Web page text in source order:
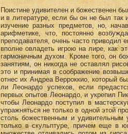
Поистине удивителен и божественен
и в литературе, если бы он не был так
изучение разных предметов, но,
арифметике, что, постоянно
преподавателя, очень часто
вполне овладеть игрою на лире, как
гармоничным духом. Кроме того, он
занятиям, он никогда не оставлял
это и принимая в соображение
отнес их Андреа Верроккио, который
ли Леонардо успехов, если
первых опытов Леонардо, и укрепил
чтобы Леонардо поступил в
упражняться не только в одной этой
столь божественным и
только в скульптуре, причем еще в